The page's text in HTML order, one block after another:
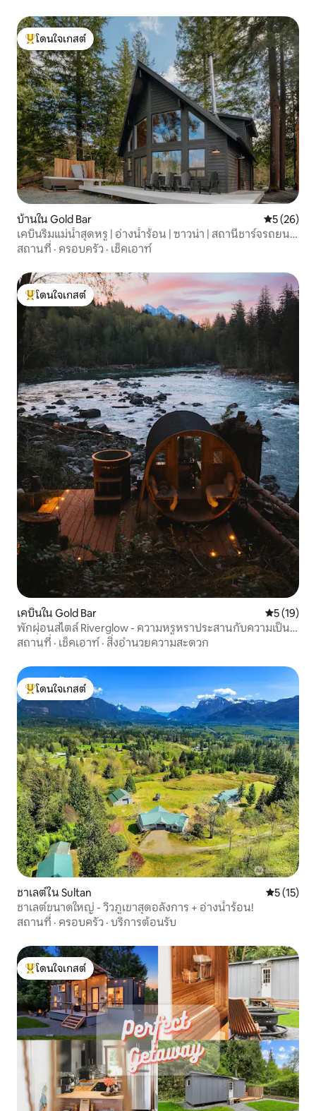
โดนใจเกสต์ที่สุด
โดนใจเกสต์
บ้านใน Gold Bar คะแนนเฉลี่
5 (26)
เคบินริมแม่น้ำสุดหรู | อ่างน้ำร้อน | ซาวน่า | สถานีชาร์จรถยนต์
ไฟฟ้า
สถานที่ · ครอบครัว · เช็คเอาท์
โดนใจเกสต์ที่สุด
โดนใจเกสต์
เคบินใน Gold Bar คะแนนเฉลี่
5 (19)
พักผ่อนสไตล์ Riverglow - ความหรูหราประสานกับความเป็น
อยู่ที่ดี
สถานที่ · เช็คเอาท์ · สิ่งอำนวยความสะดวก
โดนใจเกสต์ที่สุด
โดนใจเกสต์
ชาเลต์ใน Sultan คะแนนเฉลี่
5 (15)
ชาเลต์ขนาดใหญ่ - วิวภูเขาสุดอลังการ + อ่างน้ำร้อน!
สถานที่ · ครอบครัว · บริการต้อนรับ
โดนใจเกสต์ที่สุด
โดนใจเกสต์